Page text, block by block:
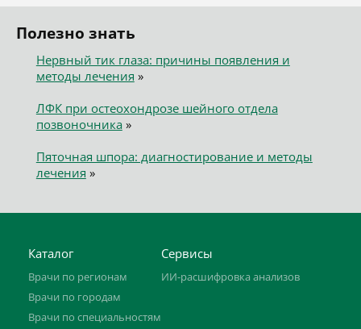
Полезно знать
Нервный тик глаза: причины появления и
методы лечения »
ЛФК при остеохондрозе шейного отдела
позвоночника»
Пяточная шпора: диагностирование и методы
лечения »
Каталог
Врачи по регионам
Врачи по городам
Врачи по специальностям
Сервисы
ИИ-расшифровка анализов